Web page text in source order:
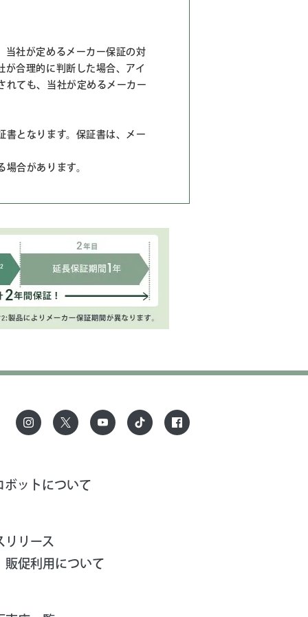
当社が定めるメーカー保証の対
合理的に判断した場合、アイ
れても、当社が定めるメーカー
書となります。保証書は、メー
合があります。
ボットについて
リリース
販促利用について